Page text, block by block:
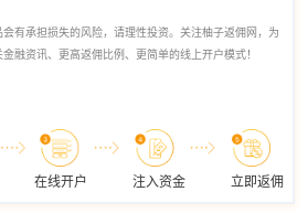
有承担损失的风险，请理性投资。关注柚子返佣网，为
融资讯、更高返佣比例、更简单的线上开户模式！
在线开户 注入资金 立即返佣